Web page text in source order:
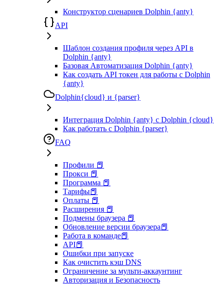
Конструктор сценариев Dolphin {anty}
API
Шаблон создания профиля через API в
Dolphin {anty}
Базовая Автоматизация Dolphin {anty}
Как создать API токен для работы с Dolphin
{anty}
Dolphin{cloud} и {parser}
Интеграция Dolphin {anty} с Dolphin {cloud}
Как работать с Dolphin {parser}
FAQ
Профили 📕
Прокси 📕
Программа 📕
Тарифы📕
Оплаты 📕
Расширения 📕
Подмены браузера 📕
Обновление версии браузера📕
Работа в команде📕
API📕
Ошибки при запуске
Как очистить кэш DNS
Ограничение за мульти-аккаунтинг
Авторизация и Безопасность